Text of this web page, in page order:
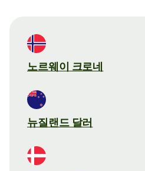
노르웨이 크로네
뉴질랜드 달러